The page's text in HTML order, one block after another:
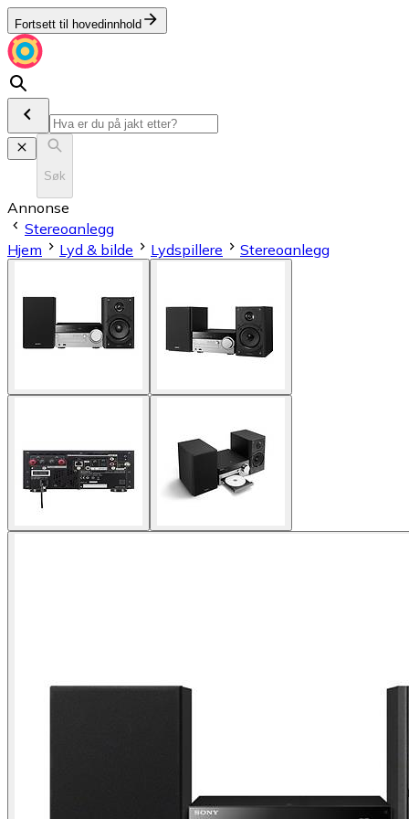
Fortsett til hovedinnhold
Søk
Annonse
Stereoanlegg
Hjem
Lyd & bilde Lydspillere Stereoanlegg